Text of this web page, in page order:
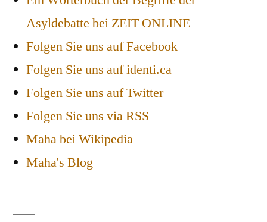
Asyldebatte bei ZEIT ONLINE
Folgen Sie uns auf Facebook
Folgen Sie uns auf identi.ca
Folgen Sie uns auf Twitter
Folgen Sie uns via RSS
Maha bei Wikipedia
Maha's Blog